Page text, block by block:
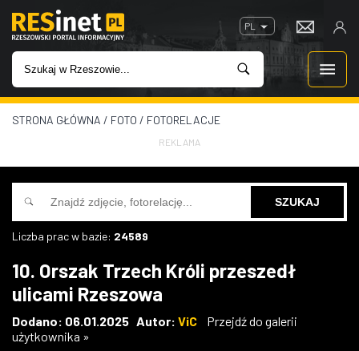
PL
WIADOMOŚCI
INWESTYCJE
IMPREZY
W KINACH
GASTRONOMIA
STRONA GŁÓWNA / FOTO / FOTORELACJE
REKLAMA
Liczba prac w bazie: 24589
10. Orszak Trzech Króli przeszedł
ulicami Rzeszowa
Dodano: 06.01.2025 Autor: ViC
Przejdź do galerii
użytkownika »